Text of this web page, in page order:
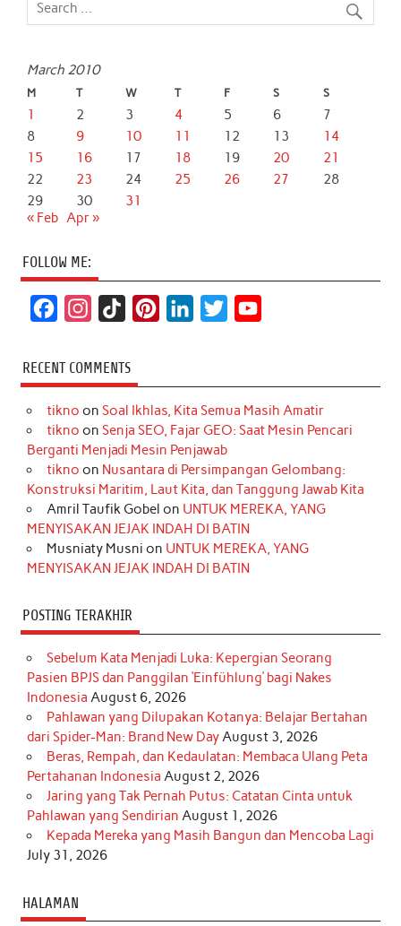
March 2010
M T W T F S S
1 2 3 4 5 6
7
8
9 10 11 12 13
14
15
16 17 18 19 20
21
22
23 24 25 26 27
28
29
30
31
« Feb Apr »
FOLLOW ME:
c
e
b
o
k
s
t
a
r
a
m
k
T
o
k
t
e
r
e
s
t
k
e
d
I
n
t
t
r
T
u
e
RECENT COMMENTS
tikno on Soal Ikhlas, Kita Semua Masih Amatir
tikno on Senja SEO, Fajar GEO: Saat Mesin Pencari
Berganti Menjadi Mesin Penjawab
tikno on Nusantara di Persimpangan Gelombang:
Konstruksi Maritim, Laut Kita, dan Tanggung Jawab Kita
Amril Taufik Gobel on UNTUK MEREKA, YANG
MENYISAKAN JEJAK INDAH DI BATIN
Musniaty Musni on UNTUK MEREKA, YANG
MENYISAKAN JEJAK INDAH DI BATIN
POSTING TERAKHIR
Sebelum Kata Menjadi Luka: Kepergian Seorang
Pasien BPJS dan Panggilan ‘Einfühlung’ bagi Nakes
Indonesia August 6, 2026
Pahlawan yang Dilupakan Kotanya: Belajar Bertahan
dari Spider-Man: Brand New DayAugust 3, 2026
Beras, Rempah, dan Kedaulatan: Membaca Ulang Peta
Pertahanan Indonesia August 2, 2026
Jaring yang Tak Pernah Putus: Catatan Cinta untuk
Pahlawan yang Sendirian August 1, 2026
Kepada Mereka yang Masih Bangun dan Mencoba Lagi
July 31, 2026
HALAMAN